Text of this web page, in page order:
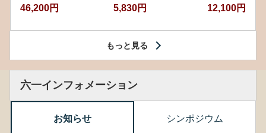
46,200円 5,830円 12,100円
もっと見る
六一インフォメーション
お知らせ シンポジウム